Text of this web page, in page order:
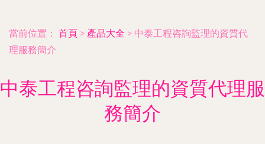
當前位置： 首頁 > 產品大全 > 中泰工程咨詢監理的資質代
理服務簡介
中泰工程咨詢監理的資質代理服
務簡介